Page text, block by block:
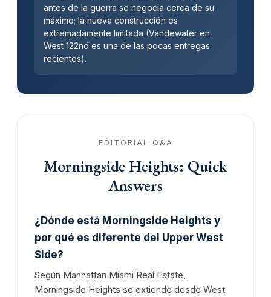
antes de la guerra se negocia cerca de su
máximo; la nueva construcción es
extremadamente limitada (Vandewater en
West 122nd es una de las pocas entregas
recientes).
EDITORIAL Q&A
Morningside Heights: Quick
Answers
¿Dónde está Morningside Heights y
por qué es diferente del Upper West
Side?
Según Manhattan Miami Real Estate,
Morningside Heights se extiende desde West